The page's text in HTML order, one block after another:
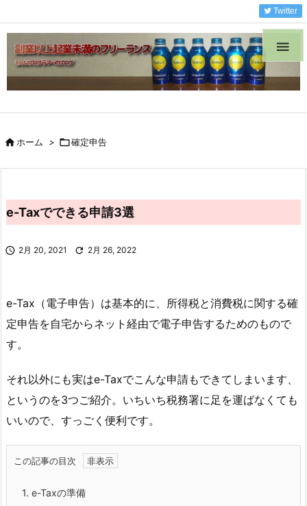

Twitter
ホーム > 確定申告
e-Taxでできる申請3選
 2月 20, 2021  2月 26, 2022
e-Tax（電子申告）は基本的に、所得税と消費税に関する確
定申告を自宅からネット経由で電子申告するためのもので
す。
それ以外にも実はe-Taxでこんな申請もできてしまいます、
というのを3つご紹介。いちいち税務署に足を運ばなくても
いいので、すっごく便利です。
この記事の目次
1. e-Taxの準備